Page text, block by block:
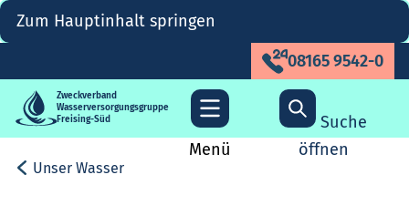
Zum Hauptinhalt springen
08165 9542-0
Zweckverband
Wasserversorgungsgruppe
Freising-Süd
Menü
Suche
öffnen
Unser Wasser